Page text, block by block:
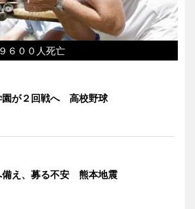
６００人死亡
園が２回戦へ 高校野球
備え、募る不安 熊本地震